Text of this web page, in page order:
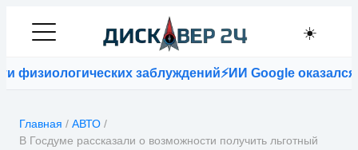
☀️
заблуждений⚡ИИ Google оказался
Главная / АВТО /
В Госдуме рассказали о возможности получить льготный